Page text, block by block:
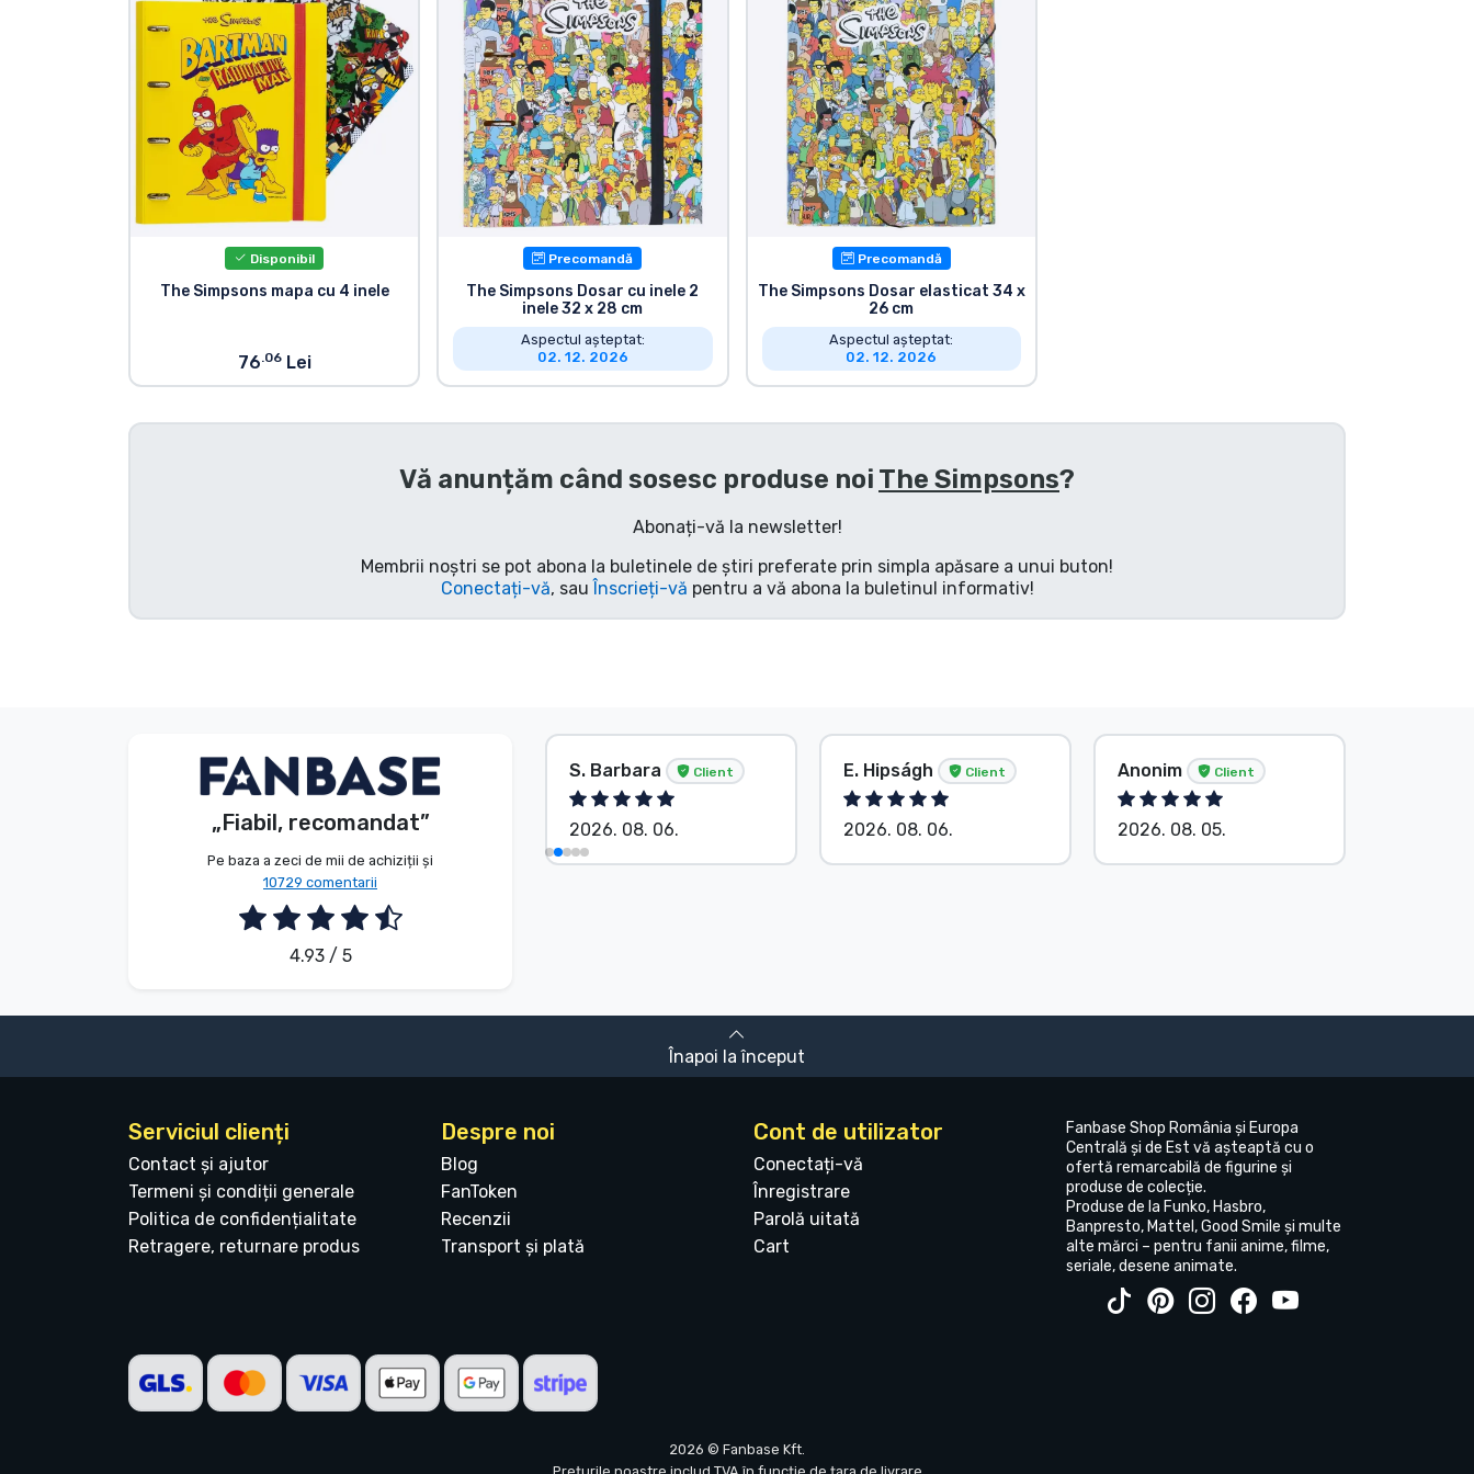
Disponibil
The Simpsons mapa cu 4 inele
76.06Lei
Precomandă
The Simpsons Dosar cu inele 2
inele 32 x 28 cm
Aspectul așteptat:
02. 12. 2026
Precomandă
The Simpsons Dosar elasticat 34 x
26 cm
Aspectul așteptat:
02. 12. 2026
Vă anunțăm când sosesc produse noi The Simpsons?
Abonați-vă la newsletter!
Membrii noștri se pot abona la buletinele de știri preferate prin simpla apăsare a unui buton!
Conectați-vă, sauÎnscrieți-vă pentru a vă abona la buletinul informativ!
„Fiabil, recomandat”
Pe baza a zeci de mii de achiziții și
10729 comentarii
4.93 / 5
V. Éva Client
2026. 08. 06.
S. Barbara Client
2026. 08. 06.
E. Hipságh Client
2026. 08. 06.
Anonim Client
2026. 08. 05.
Înapoi la început
Serviciul clienți
Contact și ajutor
Termeni și condiții generale
Politica de confidențialitate
Retragere, returnare produs
Despre noi
Blog
FanToken
Recenzii
Transport și plată
Cont de utilizator
Conectați-vă
Înregistrare
Parolă uitată
Cart
Fanbase Shop România și Europa
Centrală și de Est vă așteaptă cu o
ofertă remarcabilă de figurine și
produse de colecție.
Produse de la Funko, Hasbro,
Banpresto, Mattel, Good Smile și multe
alte mărci – pentru fanii anime, filme,
seriale, desene animate.
2026 © Fanbase Kft.
Sortare după serie
Sortare după filme
Sortare după desene
Sortare după Anime
Sortare după sport
Sortare după muzică